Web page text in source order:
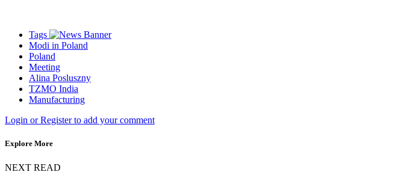
Tags
Modi in Poland
Poland
Meeting
Alina Posluszny
TZMO India
Manufacturing
Login or Register to add your comment
Explore More
NEXT READ